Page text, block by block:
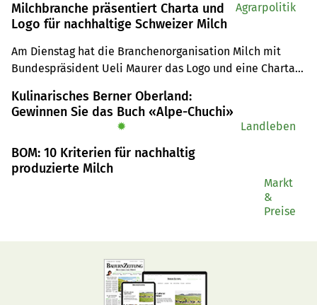
Milchbranche präsentiert Charta und
Logo für nachhaltige Schweizer Milch
Am Dienstag hat die Branchenorganisation Milch mit
Bundespräsident Ueli Maurer das Logo und eine Charta
Sie dazu wissen.
Agrarpolitik
Kulinarisches Berner Oberland:
Gewinnen Sie das Buch «Alpe-Chuchi»
✹ Landleben
BOM: 10 Kriterien für nachhaltig
produzierte Milch
Markt
&
Preise